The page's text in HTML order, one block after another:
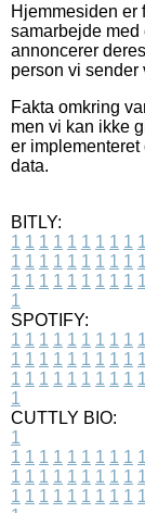
Hjemmesiden er
samarbejde
annoncerer
person vi sender
Fakta omkring
men vi kan ikke
er
data.
BITLY:
1 1 1 1 1 1 1 1 1 1
1 1 1 1 1 1 1 1 1 1
1 1 1 1 1 1 1 1 1 1
1
SPOTIFY:
1 1 1 1 1 1 1 1 1 1
1 1 1 1 1 1 1 1 1 1
1 1 1 1 1 1 1 1 1 1
1
CUTTLY BIO:
1
1 1 1 1 1 1 1 1 1 1
1 1 1 1 1 1 1 1 1 1
1 1 1 1 1 1 1 1 1 1